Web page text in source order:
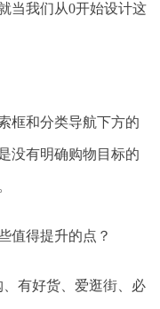
当我们从0开始设计这
框和分类导航下方的
没有明确购物目标的
有好货、爱逛街、必